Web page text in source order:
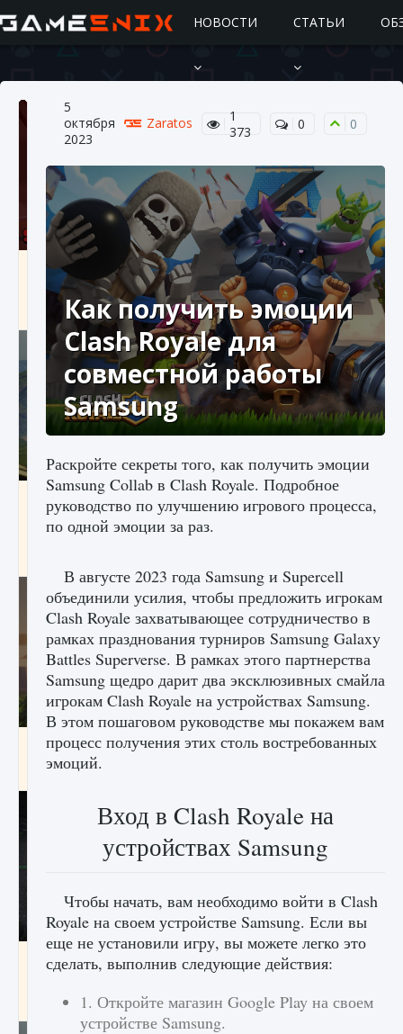
НОВОСТИ СТАТЬИ
Подробное руководство по получению
самоцветов Brawl Stars
10 августа 2024 2 685 0 1
Как исправить ошибку Palworld «Идет
сохранение мира — Невозможно начать
сохранение данных мира»
Как заработать медали лиги Clash of Clans
9 августа 2024
лицензии, лиги, команды и стадионы в EA
FC 25
9 августа 2024 2 395 0 2
5
октября
2023
Zaratos
1
373
0 0
Как получить эмоции
Clash Royale для
совместной работы
Samsung
Раскройте секреты того, как получить эмоции
Samsung Collab в Clash Royale. Подробное
руководство по улучшению игрового процесса,
по одной эмоции за раз.
В августе 2023 года Samsung и Supercell
объединили усилия, чтобы предложить игрокам
Clash Royale захватывающее сотрудничество в
рамках празднования турниров Samsung Galaxy
Battles Superverse. В рамках этого партнерства
Samsung щедро дарит два эксклюзивных смайла
игрокам Clash Royale на устройствах Samsung.
В этом пошаговом руководстве мы покажем вам
процесс получения этих столь востребованных
эмоций.
Вход в Clash Royale на
устройствах Samsung
Чтобы начать, вам необходимо войти в Clash
Royale на своем устройстве Samsung. Если вы
еще не установили игру, вы можете легко это
сделать, выполнив следующие действия:
1. Откройте магазин Google Play на своем
устройстве Samsung.